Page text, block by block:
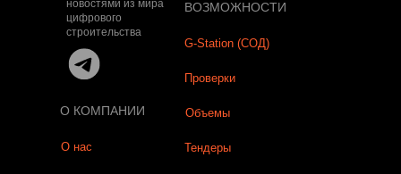
О нас
новостями из мира
цифрового
строительства
О КОМПАНИИ
G-Station (СОД)
Проверки
Объемы
Тендеры
ВОЗМОЖНОСТИ